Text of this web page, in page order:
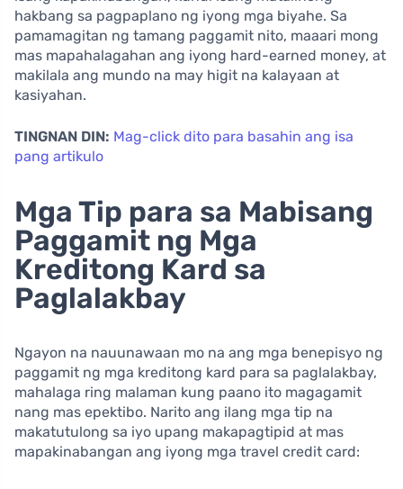
hakbang sa pagpaplano ng iyong mga biyahe. Sa
pamamagitan ng tamang paggamit nito, maaari mong
mas mapahalagahan ang iyong hard-earned money, at
makilala ang mundo na may higit na kalayaan at
kasiyahan.
TINGNAN DIN: Mag-click dito para basahin ang isa
pang artikulo
Mga Tip para sa Mabisang
Paggamit ng Mga
Kreditong Kard sa
Paglalakbay
Ngayon na nauunawaan mo na ang mga benepisyo ng
paggamit ng mga kreditong kard para sa paglalakbay,
mahalaga ring malaman kung paano ito magagamit
nang mas epektibo. Narito ang ilang mga tip na
makatutulong sa iyo upang makapagtipid at mas
mapakinabangan ang iyong mga travel credit card: